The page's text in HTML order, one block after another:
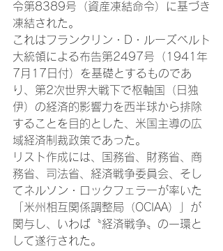
令第8389号（資産凍結命令）に基づき
凍結された。
これはフランクリン・D・ルーズベルト
大統領による布告第2497号（1941年
7月17日付）を基礎とするものであ
り、第2次世界大戦下で枢軸国（日独
伊）の経済的影響力を西半球から排除
することを目的とした、米国主導の広
域経済制裁政策であった。
リスト作成には、国務省、財務省、商
務省、司法省、経済戦争委員会、そし
てネルソン・ロックフェラーが率いた
「米州相互関係調整局（OCIAA）」が
関与し、いわば〝経済戦争〟の一環と
して遂行された。